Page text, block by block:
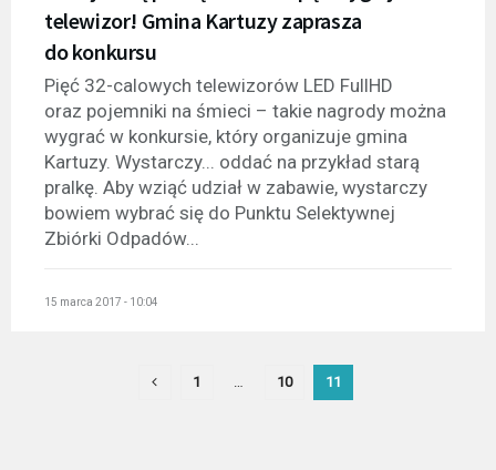
telewizor! Gmina Kartuzy zaprasza
do konkursu
Pięć 32-calowych telewizorów LED FullHD
oraz pojemniki na śmieci – takie nagrody można
wygrać w konkursie, który organizuje gmina
Kartuzy. Wystarczy... oddać na przykład starą
pralkę. Aby wziąć udział w zabawie, wystarczy
bowiem wybrać się do Punktu Selektywnej
Zbiórki Odpadów...
15 marca 2017 - 10:04
1 10 11